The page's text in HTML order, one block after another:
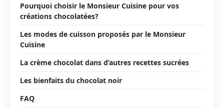
Pourquoi choisir le Monsieur Cuisine pour vos
créations chocolatées?
Les modes de cuisson proposés par le Monsieur
Cuisine
La crème chocolat dans d’autres recettes sucrées
Les bienfaits du chocolat noir
FAQ